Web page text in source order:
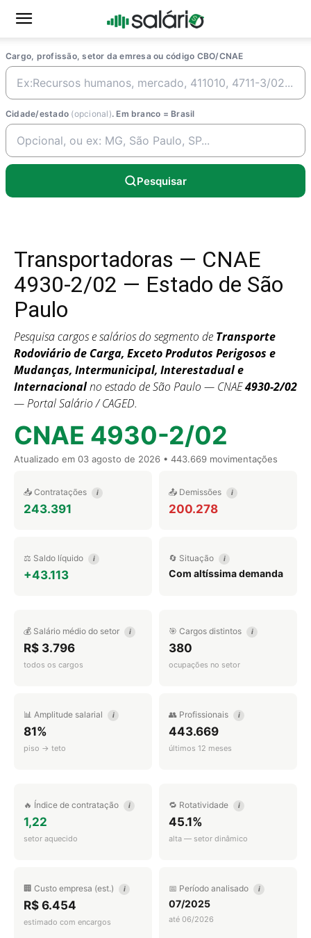
Cargo, profissão, setor da emresa ou código CBO/CNAE
Cidade/estado (opcional). Em branco = Brasil
Pesquisar
Transportadoras — CNAE
4930-2/02 — Estado de São
Paulo
Pesquisa cargos e salários do segmento de Transporte
Rodoviário de Carga, Exceto Produtos Perigosos e
Mudanças, Intermunicipal, Interestadual e
Internacionalno estado de São Paulo — CNAE4930-2/02
— Portal Salário / CAGED.
CNAE 4930-2/02
Atualizado em 03 agosto de 2026 • 443.669 movimentações
📥 Contratações i
243.391
📤 Demissões i
200.278
⚖️ Saldo líquido i
+43.113
🔄 Situação i
Com altíssima demanda
💰 Salário médio do setor i
R$ 3.796
todos os cargos
🎯 Cargos distintos i
380
ocupações no setor
📊 Amplitude salarial i
81%
piso → teto
👥 Profissionais i
443.669
últimos 12 meses
🔥 Índice de contratação i
1,22
setor aquecido
🔁 Rotatividade i
45.1%
alta — setor dinâmico
🏢 Custo empresa (est.) i
R$ 6.454
estimado com encargos
📅 Período analisado i
07/2025
até 06/2026